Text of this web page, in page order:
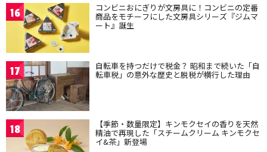
16 コンビニおにぎりが文房具に！コンビニの定番
商品をモチーフにした文房具シリーズ『ジムマ
ート』誕生
17 自転車を持つだけで税金？ 昭和まで続いた「自
転車税」の意外な歴史と脱税が横行した理由
18 【季節・数量限定】キンモクセイの香りを天然
精油で再現した「スチームクリーム キンモクセ
イ&茶」新登場